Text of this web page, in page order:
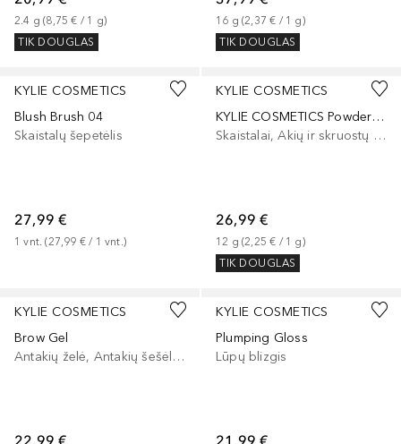
2.4 g (8,75 € / 1 g)
TIK DOUGLAS
16 g (2,37 € / 1 g)
TIK DOUGLAS
KYLIE COSMETICS
Blush Brush 04
Skaistalų šepetėlis
27,99 €
1 vnt. (27,99 € / 1 vnt. )
KYLIE COSMETICS
KYLIE COSMETICS Powder Blush Stick
Skaistalai, Akių ir skruostų dažai, Lūpų ir skruostų dažai
26,99 €
12 g (2,25 € / 1 g)
TIK DOUGLAS
+2
KYLIE COSMETICS
Brow Gel
Antakių želė, Antakių šešėliai/dažai
22,99 €
KYLIE COSMETICS
Plumping Gloss
Lūpų blizgis
21,99 €
+1